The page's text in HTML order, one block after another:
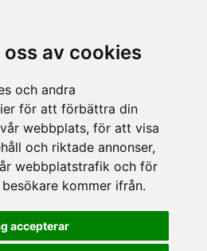
av cookies
och andra
för att förbättra din
webbplats, för att visa
och riktade annonser,
webbplatstrafik och för
kommer ifrån.
accepterar